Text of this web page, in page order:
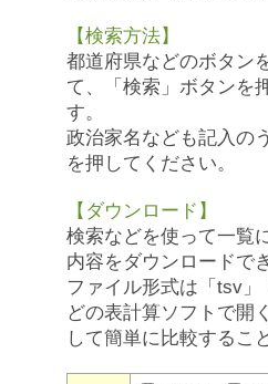
【検索方法】
都道府県などのボタン
て、「検索」ボタンを
す。
政治家名なども記入の
を押してください。
【ダウンロード】
検索などを使って一覧
内容をダウンロードで
ファイル形式は「tsv
どの表計算ソフトで開
して簡単に比較するこ